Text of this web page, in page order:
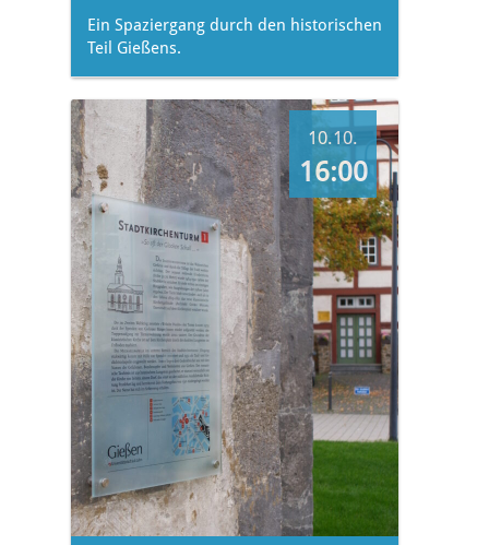
Ein Spaziergang durch den historischen
Teil Gießens.
10.10.
16:00